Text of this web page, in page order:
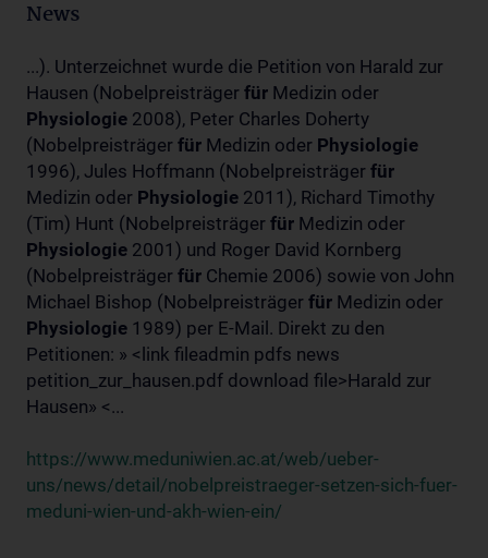
News
...). Unterzeichnet wurde die Petition von Harald zur
Hausen (Nobelpreisträger für Medizin oder
Physiologie 2008), Peter Charles Doherty
(Nobelpreisträger für Medizin oder Physiologie
1996), Jules Hoffmann (Nobelpreisträger für
Medizin oder Physiologie 2011), Richard Timothy
(Tim) Hunt (Nobelpreisträger für Medizin oder
Physiologie 2001) und Roger David Kornberg
(Nobelpreisträger für Chemie 2006) sowie von John
Michael Bishop (Nobelpreisträger für Medizin oder
Physiologie 1989) per E-Mail. Direkt zu den
Petitionen: » <link fileadmin pdfs news
petition_zur_hausen.pdf download file>Harald zur
Hausen» <...
https://www.meduniwien.ac.at/web/ueber-
uns/news/detail/nobelpreistraeger-setzen-sich-fuer-
meduni-wien-und-akh-wien-ein/